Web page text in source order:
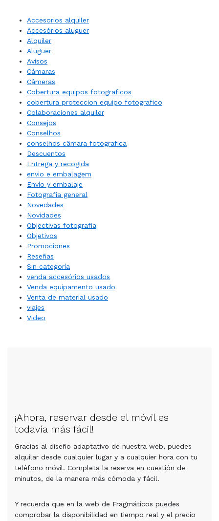
Accesorios alquiler
Accesórios aluguer
Alquiler
Aluguer
Avisos
Cámaras
Câmeras
Cobertura equipos fotograficos
cobertura proteccion equipo fotografico
Colaboraciones alquiler
Consejos
Conselhos
conselhos câmara fotografica
Descuentos
Entrega y recogida
envio e embalagem
Envío y embalaje
Fotografía general
Novedades
Novidades
Objectivas fotografia
Objetivos
Promociones
Reseñas
Sin categoría
venda accesórios usados
Venda equipamento usado
Venta de material usado
viajes
Video
¡Ahora, reservar desde el móvil es
todavía más fácil!
Gracias al diseño adaptativo de nuestra web, puedes
alquilar desde cualquier lugar y a cualquier hora con tu
teléfono móvil. Completa la reserva en cuestión de
minutos, de la manera más cómoda y fácil.
Y recuerda que en la web de Fragmáticos puedes
comprobar la disponibilidad en tiempo real y el precio